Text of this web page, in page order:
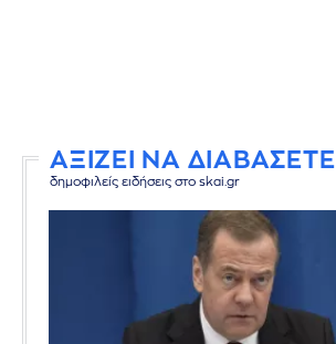
ΑΞΙΖΕΙ ΝΑ ΔΙΑΒΑΣΕΤΕ
δημοφιλείς ειδήσεις στο skai.gr